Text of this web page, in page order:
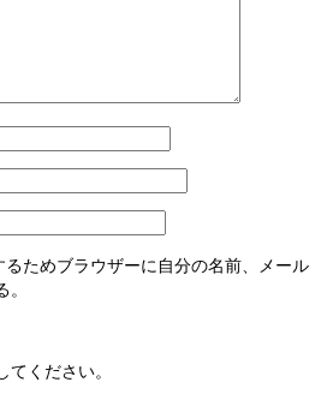
ためブラウザーに自分の名前、メール
てください。